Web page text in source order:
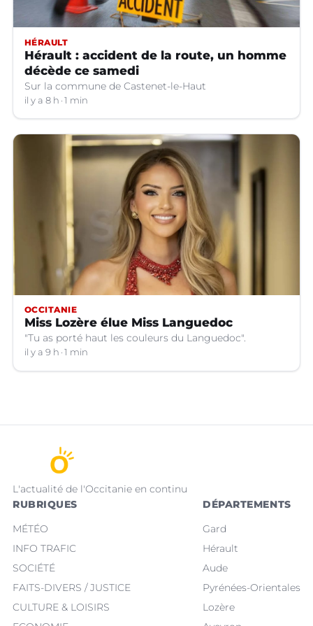
HÉRAULT
Hérault : accident de la route, un homme
décède ce samedi
Sur la commune de Castenet-le-Haut
il y a 8 h 1 min
OCCITANIE
Miss Lozère élue Miss Languedoc
"Tu as porté haut les couleurs du Languedoc".
il y a 9 h 1 min
L'actualité de l'Occitanie en continu
RUBRIQUES
MÉTÉO
INFO TRAFIC
SOCIÉTÉ
FAITS-DIVERS / JUSTICE
CULTURE & LOISIRS
DÉPARTEMENTS
Gard
Hérault
Aude
Pyrénées-Orientales
Lozère